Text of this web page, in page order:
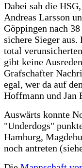
Dabei sah die
Andreas Larsson
Göppingen nach
sichere Sieger aus.
total
gibt keine
Grafschafter
egal, wer da auf
Hoffmann und Jan
Auswärts konnte
"Underdogs"
Hamburg,
noch antreten